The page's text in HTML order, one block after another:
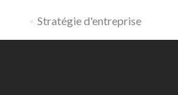
Stratégie d'entreprise